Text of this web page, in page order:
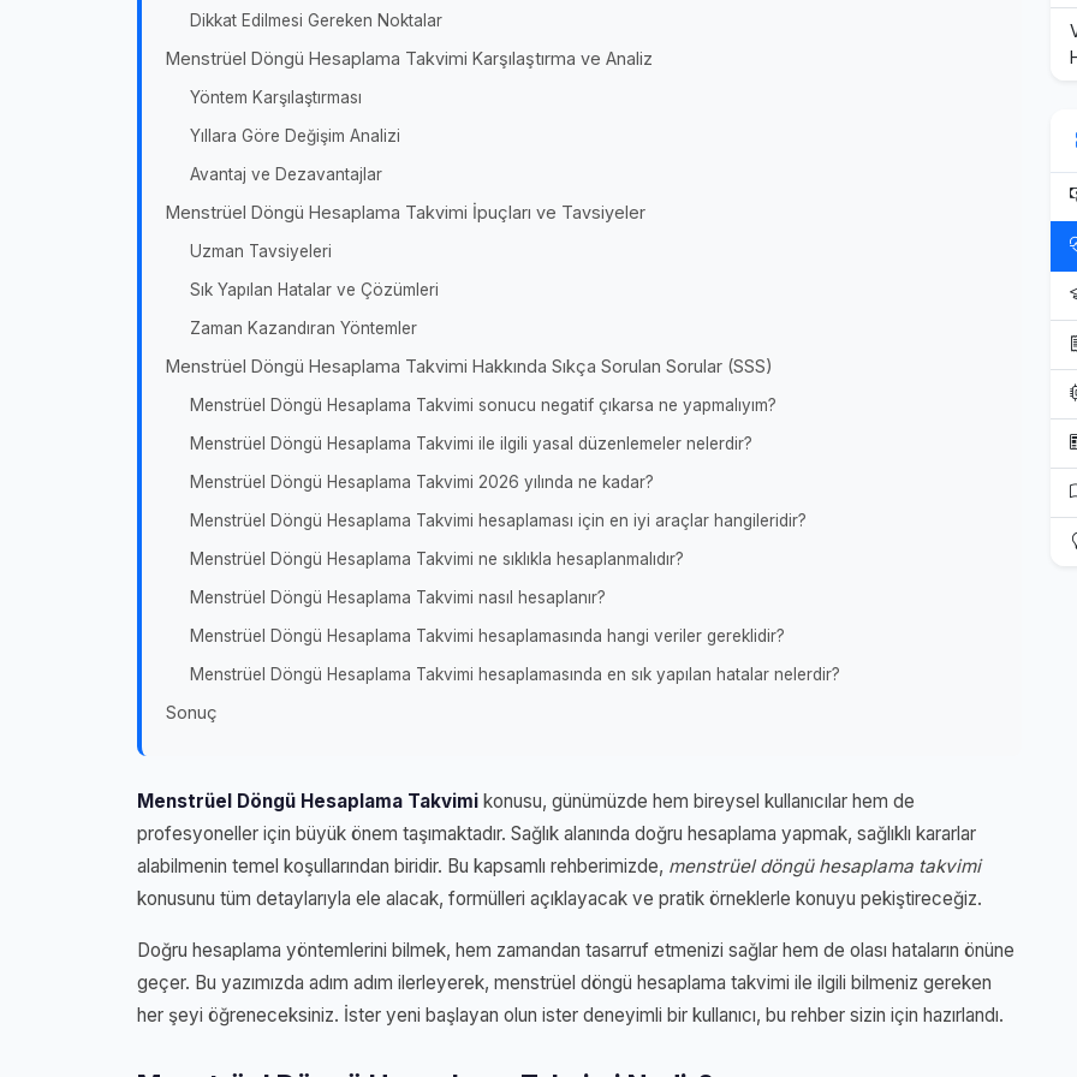
Dikkat Edilmesi Gereken Noktalar
Menstrüel Döngü Hesaplama Takvimi Karşılaştırma ve Analiz
Yöntem Karşılaştırması
Yıllara Göre Değişim Analizi
Avantaj ve Dezavantajlar
Menstrüel Döngü Hesaplama Takvimi İpuçları ve Tavsiyeler
Uzman Tavsiyeleri
Sık Yapılan Hatalar ve Çözümleri
Zaman Kazandıran Yöntemler
Menstrüel Döngü Hesaplama Takvimi Hakkında Sıkça Sorulan Sorular (SSS)
Menstrüel Döngü Hesaplama Takvimi sonucu negatif çıkarsa ne yapmalıyım?
Menstrüel Döngü Hesaplama Takvimi ile ilgili yasal düzenlemeler nelerdir?
Menstrüel Döngü Hesaplama Takvimi 2026 yılında ne kadar?
Menstrüel Döngü Hesaplama Takvimi hesaplaması için en iyi araçlar hangileridir?
Menstrüel Döngü Hesaplama Takvimi ne sıklıkla hesaplanmalıdır?
Menstrüel Döngü Hesaplama Takvimi nasıl hesaplanır?
Menstrüel Döngü Hesaplama Takvimi hesaplamasında hangi veriler gereklidir?
Menstrüel Döngü Hesaplama Takvimi hesaplamasında en sık yapılan hatalar nelerdir?
Sonuç
Menstrüel Döngü Hesaplama Takvimi konusu, günümüzde hem bireysel kullanıcılar hem de
profesyoneller için büyük önem taşımaktadır. Sağlık alanında doğru hesaplama yapmak, sağlıklı kararlar
alabilmenin temel koşullarından biridir. Bu kapsamlı rehberimizde, menstrüel döngü hesaplama takvimi
konusunu tüm detaylarıyla ele alacak, formülleri açıklayacak ve pratik örneklerle konuyu pekiştireceğiz.
Doğru hesaplama yöntemlerini bilmek, hem zamandan tasarruf etmenizi sağlar hem de olası hataların önüne
geçer. Bu yazımızda adım adım ilerleyerek, menstrüel döngü hesaplama takvimi ile ilgili bilmeniz gereken
her şeyi öğreneceksiniz. İster yeni başlayan olun ister deneyimli bir kullanıcı, bu rehber sizin için hazırlandı.